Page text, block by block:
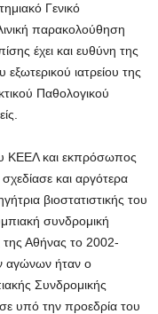
Γενικό
παρακολούθηση
έχει και ευθύνη της
ιατρείου της
Παθολογικού
ΚΕΕΛ και εκπρόσωπος
και αργότερα
βιοστατιστικής του
συνδρομική
Αθήνας το 2002-
αγώνων ήταν ο
Συνδρομικής
υπό την προεδρία του